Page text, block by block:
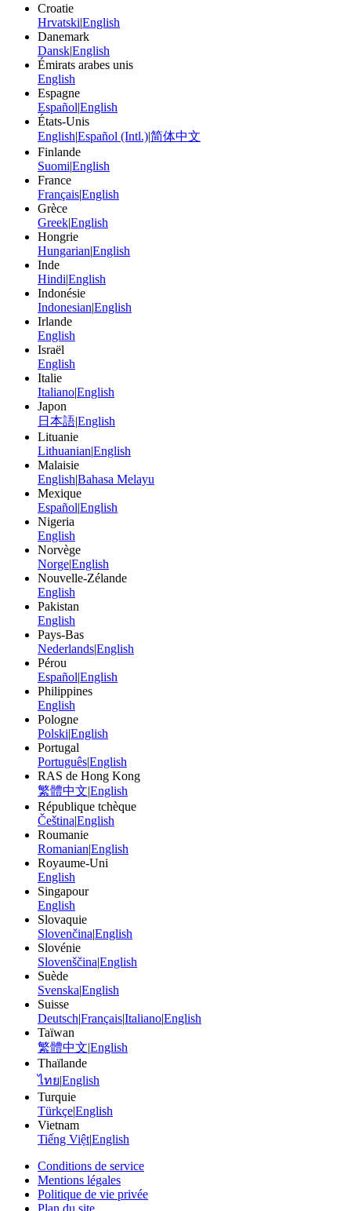
Croatie
Hrvatski|English
Danemark
Dansk|English
Émirats arabes unis
English
Espagne
Español|English
États-Unis
English|Español (Intl.)|简体中文
Finlande
Suomi|English
France
Français|English
Grèce
Greek|English
Hongrie
Hungarian|English
Inde
Hindi|English
Indonésie
Indonesian|English
Irlande
English
Israël
English
Italie
Italiano|English
Japon
日本語|English
Lituanie
Lithuanian|English
Malaisie
English|Bahasa Melayu
Mexique
Español|English
Nigeria
English
Norvège
Norge|English
Nouvelle-Zélande
English
Pakistan
English
Pays-Bas
Nederlands|English
Pérou
Español|English
Philippines
English
Pologne
Polski|English
Portugal
Português|English
RAS de Hong Kong
繁體中文|English
République tchèque
Čeština|English
Roumanie
Romanian|English
Royaume-Uni
English
Singapour
English
Slovaquie
Slovenčina|English
Slovénie
Slovenščina|English
Suède
Svenska|English
Suisse
Deutsch|Français|Italiano|English
Taïwan
繁體中文|English
Thaïlande
ไทย|English
Turquie
Türkçe|English
Vietnam
Tiếng Việt|English
Conditions de service
Mentions légales
Politique de vie privée
Plan du site